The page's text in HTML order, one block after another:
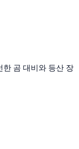
곰 대비와 등산 장